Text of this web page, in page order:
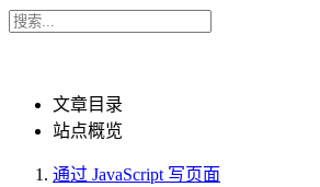
文章目录
站点概览
通过 JavaScript 写页面